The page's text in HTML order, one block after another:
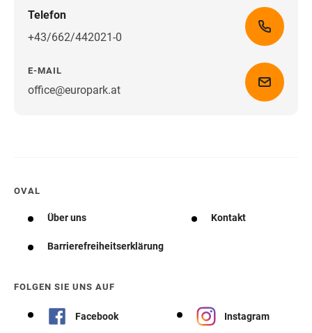
Telefon
+43/662/442021-0
E-MAIL
office@europark.atWegbeschreibung erhalten
OVAL
Über uns Kontakt
Barrierefreiheitserklärung
FOLGEN SIE UNS AUF
Facebook Instagram